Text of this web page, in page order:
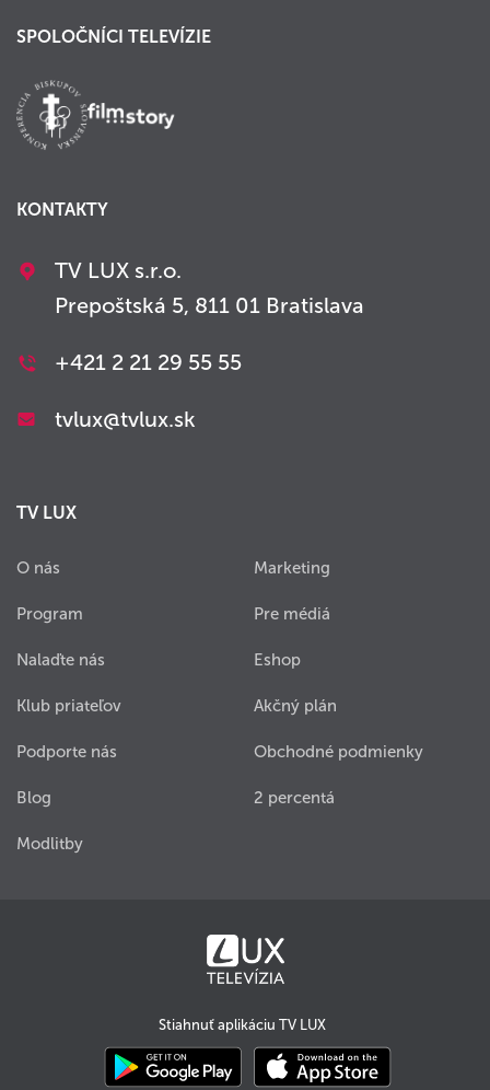
SPOLOČNÍCI TELEVÍZIE
KONTAKTY
TV LUX s.r.o.
Prepoštská 5, 811 01 Bratislava
+421 2 21 29 55 55
tvlux@tvlux.sk
TV LUX
O nás
Program
Nalaďte nás
Klub priateľov
Podporte nás
Blog
Modlitby
Marketing
Pre médiá
Eshop
Akčný plán
Obchodné podmienky
2 percentá
Stiahnuť aplikáciu TV LUX